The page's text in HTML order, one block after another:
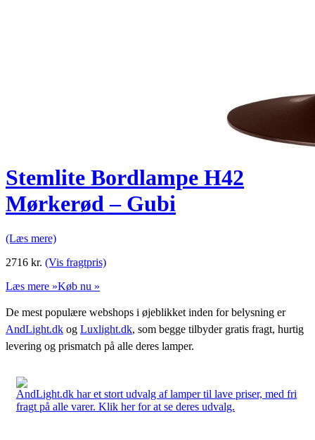
Stemlite Bordlampe H42
Mørkerød – Gubi
(Læs mere)
2716 kr. (Vis fragtpris)
Læs mere »Køb nu »
De mest populære webshops i øjeblikket inden for belysning er
AndLight.dk og Luxlight.dk, som begge tilbyder gratis fragt, hurtig
levering og prismatch på alle deres lamper.
AndLight.dk har et stort udvalg af lamper til lave priser, med fri
fragt på alle varer. Klik her for at se deres udvalg.